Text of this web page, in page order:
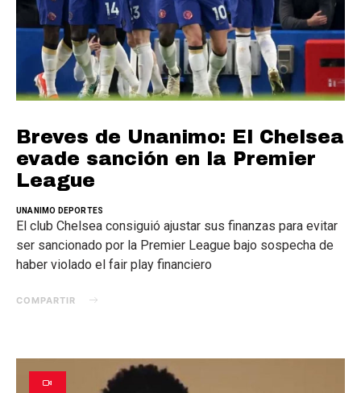
Breves de Unanimo: El Chelsea
evade sanción en la Premier
League
UNANIMO DEPORTES
El club Chelsea consiguió ajustar sus finanzas para evitar
ser sancionado por la Premier League bajo sospecha de
haber violado el fair play financiero
COMPARTIR